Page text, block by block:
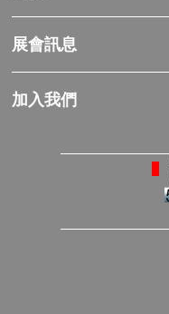
展會訊息
加入我們